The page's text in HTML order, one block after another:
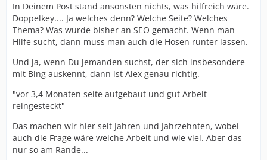
In Deinem Post stand ansonsten nichts, was hilfreich wäre.
Doppelkey.... Ja welches denn? Welche Seite? Welches
Thema? Was wurde bisher an SEO gemacht. Wenn man
Hilfe sucht, dann muss man auch die Hosen runter lassen.
Und ja, wenn Du jemanden suchst, der sich insbesondere
mit Bing auskennt, dann ist Alex genau richtig.
"vor 3,4 Monaten seite aufgebaut und gut Arbeit
reingesteckt"
Das machen wir hier seit Jahren und Jahrzehnten, wobei
auch die Frage wäre welche Arbeit und wie viel. Aber das
nur so am Rande...